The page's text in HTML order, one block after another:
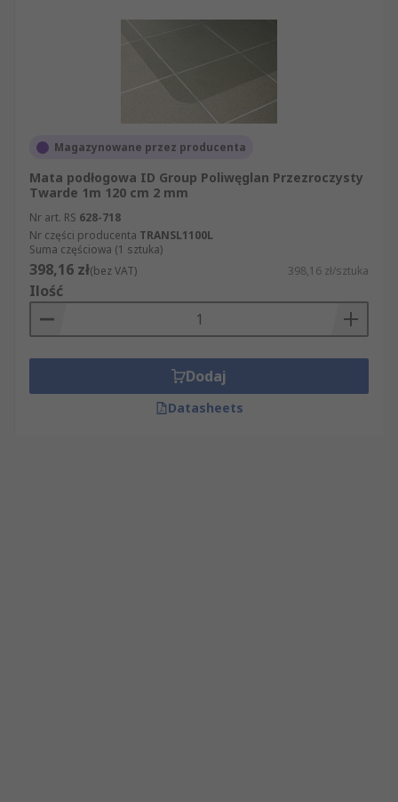
Magazynowane przez producenta
Mata podłogowa ID Group Poliwęglan Przezroczysty
Twarde 1m 120 cm 2 mm
Nr art. RS 628-718
Nr części producenta TRANSL1100L
Suma częściowa (1 sztuka)
398,16 zł(bez VAT) 398,16 zł/sztuka
Ilość
Dodaj
Datasheets